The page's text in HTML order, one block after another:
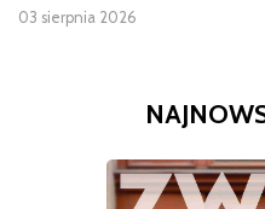
03 sierpnia 2026